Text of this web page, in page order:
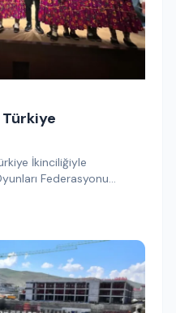
Türkiye
İkinciliğiyle
Federasyonu
Büyükler